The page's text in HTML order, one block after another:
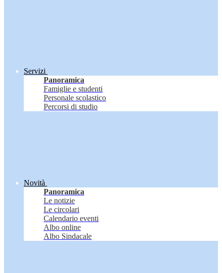
Servizi
Panoramica
Famiglie e studenti
Personale scolastico
Percorsi di studio
Novità
Panoramica
Le notizie
Le circolari
Calendario eventi
Albo online
Albo Sindacale